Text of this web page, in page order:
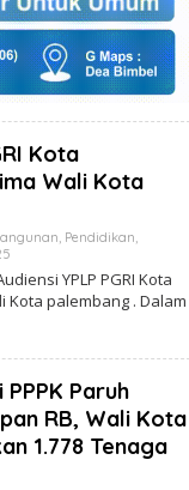
Kota
Wali Kota
, Pendidikan,
R
E
K
I
A
B
A
YPLP PGRI Kota
Kota palembang . Dalam
Paruh
RB, Wali Kota
1.778 Tenaga